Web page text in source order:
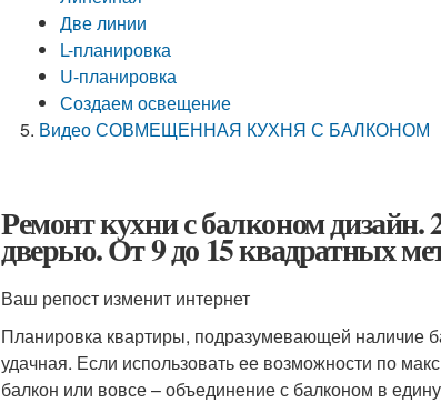
Две линии
L-планировка
U-планировка
Создаем освещение
Видео СОВМЕЩЕННАЯ КУХНЯ С БАЛКОНОМ
Ремонт кухни с балконом дизайн.
дверью. От 9 до 15 квадратных
Ваш репост изменит интернет
Планировка квартиры, подразумевающей наличие
удачная. Если использовать ее возможности по
балкон или вовсе – объединение с балконом в